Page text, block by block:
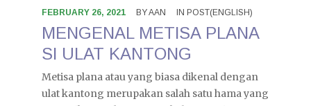
FEBRUARY 26, 2021 BYAAN IN POST(ENGLISH)
MENGENAL METISA PLANA
SI ULAT KANTONG
Metisa plana atau yang biasa dikenal dengan
ulat kantong merupakan salah satu hama yang